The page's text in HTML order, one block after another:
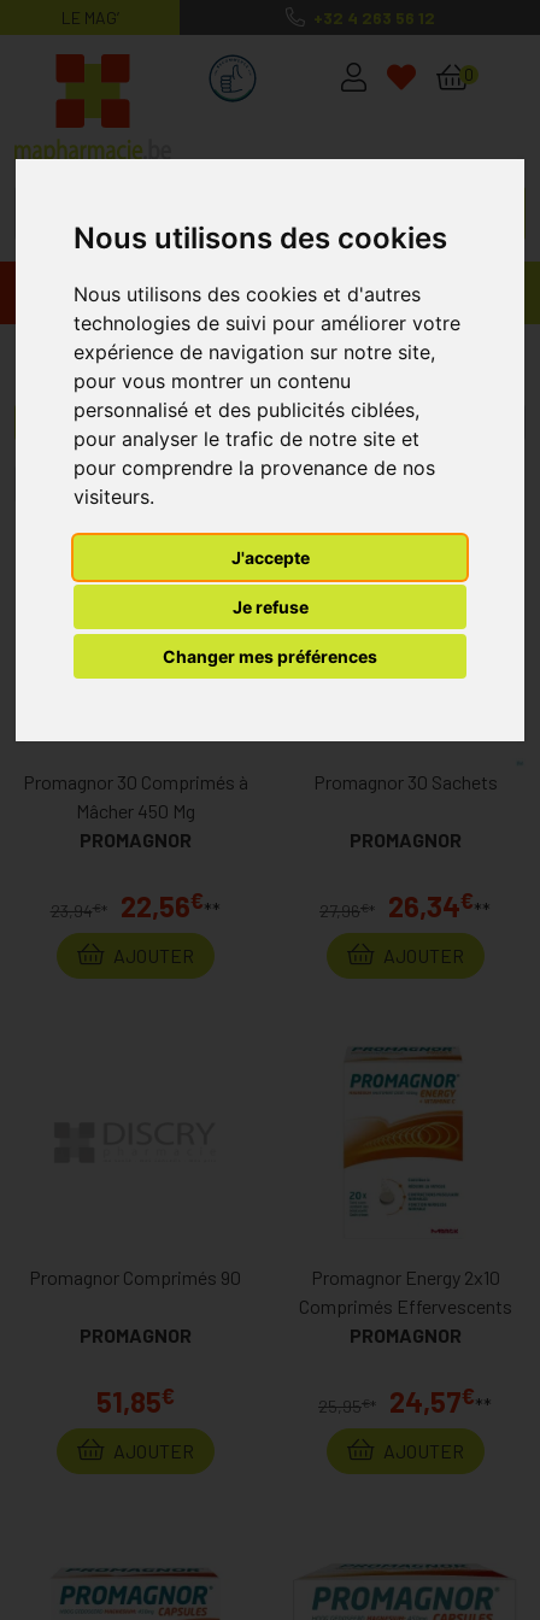
Nous utilisons des cookies
Nous utilisons des cookies et d'autres
technologies de suivi pour améliorer votre
expérience de navigation sur notre site,
pour vous montrer un contenu
personnalisé et des publicités ciblées,
pour analyser le trafic de notre site et
pour comprendre la provenance de nos
visiteurs.
J'accepte
Je refuse
Changer mes préférences
LE MAG’ +32 4 263 56 12
MaPharmacie.be ma santé, mes
0
Promos Produits
Promagnor
Menu/Filtres
Promagnor 30 Comprimés à
Mâcher 450 Mg
PROMAGNOR
23,94€ * 22,56€**
AJOUTER
Promagnor 30 Sachets
PROMAGNOR
27,96€* 26,34€**
AJOUTER
Promagnor Comprimés 90
PROMAGNOR
51,85€
AJOUTER
Promagnor Energy 2x10
Comprimés Effervescents
PROMAGNOR
25,95€* 24,57€**
AJOUTER